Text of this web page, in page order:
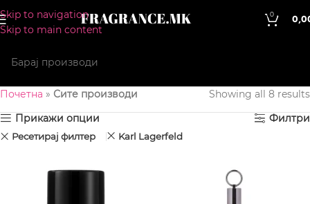
Skip to navigation
Skip to main content
0
Почетна » Сите производи
Showing all 8 results
Прикажи опции
Филтри
Ресетирај филтер Karl Lagerfeld